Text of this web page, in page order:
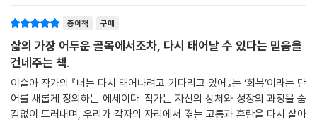
종이책 구매
삶의 가장 어두운 골목에서조차, 다시 태어날 수 있다는 믿음을
건네주는 책.
이슬아 작가의 『너는 다시 태어나려고 기다리고 있어』는 ‘회복’이라는 단
어를 새롭게 정의하는 에세이다. 작가는 자신의 상처와 성장의 과정을 숨
김없이 드러내며, 우리가 각자의 자리에서 겪는 고통과 혼란을 다시 살아